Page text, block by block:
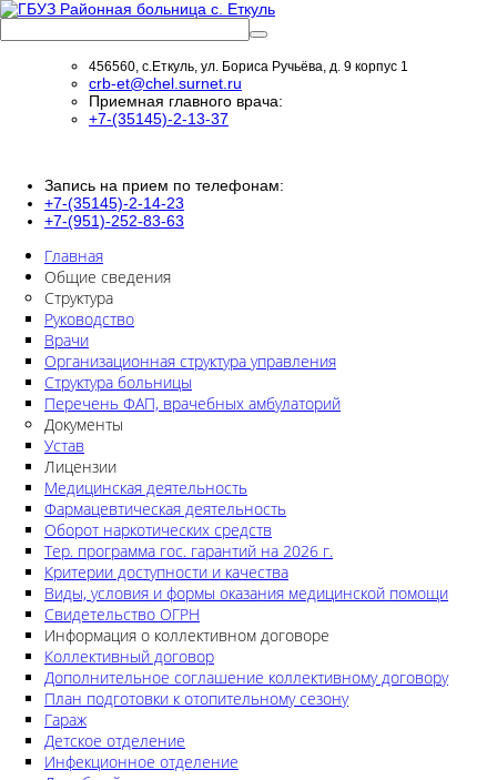
456560, с.Еткуль, ул. Бориса Ручьёва, д. 9 корпус 1
crb-et@chel.surnet.ru
Приемная главного врача:
+7-(35145)-2-13-37
Запись на прием по телефонам:
+7-(35145)-2-14-23
+7-(951)-252-83-63
Главная
Общие сведения
Структура
Руководство
Врачи
Организационная структура управления
Структура больницы
Перечень ФАП, врачебных амбулаторий
Документы
Устав
Лицензии
Медицинская деятельность
Фармацевтическая деятельность
Оборот наркотических средств
Тер. программа гос. гарантий на 2026 г.
Критерии доступности и качества
Виды, условия и формы оказания медицинской помощи
Свидетельство ОГРН
Информация о коллективном договоре
Коллективный договор
Дополнительное соглашение коллективному договору
План подготовки к отопительному сезону
Гараж
Детское отделение
Инфекционное отделение